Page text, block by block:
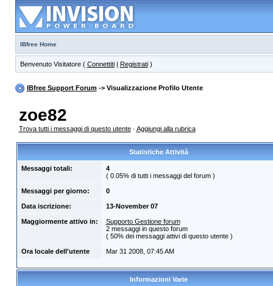
IBfree Home
Benvenuto Visitatore ( Connettiti| Registrati)
IBfree Support Forum-> Visualizzazione Profilo Utente
zoe82
Trova tutti i messaggi di questo utente· Aggiungi alla rubrica
Statistiche Attività
Messaggi totali:
4
( 0.05% di tutti i messaggi del forum )
Messaggi per giorno: 0
Data iscrizione: 13-November 07
Maggiormente attivo in:
Supporto Gestione forum
2 messaggi in questo forum
( 50% dei messaggi attivi di questo utente )
Ora locale dell'utente Mar 31 2008, 07:45 AM
Informazioni Varie